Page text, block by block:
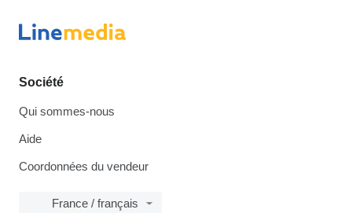
Société
Qui sommes-nous
Aide
Coordonnées du vendeur
France / français